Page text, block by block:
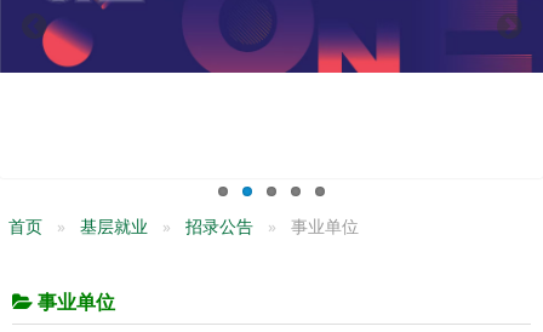
首页 基层就业 招录公告 事业单位
事业单位